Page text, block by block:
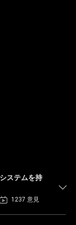
ステムを持
1237 意見